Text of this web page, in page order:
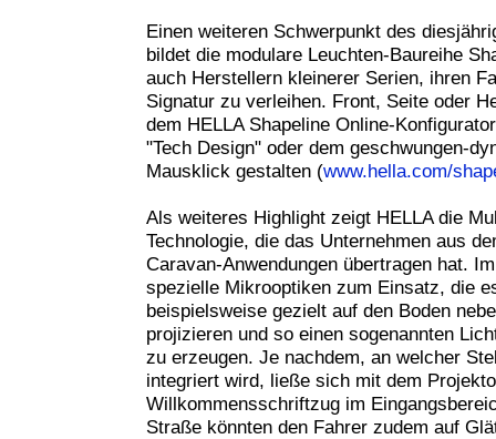
Einen weiteren Schwerpunkt des
bildet die modulare Leuchten-Baureihe
auch Herstellern kleinerer Serien, ihren
Signatur zu verleihen. Front, Seite oder
dem HELLA Shapeline Online-
"Tech Design" oder dem geschwungen-
Mausklick gestalten (www.hella.com/
Als weiteres Highlight zeigt HELLA die
Technologie, die das Unternehmen aus
Caravan-Anwendungen übertragen hat.
spezielle Mikrooptiken zum Einsatz, die
beispielsweise gezielt auf den Boden
projizieren und so einen sogenannten
zu erzeugen. Je nachdem, an welcher
integriert wird, ließe sich mit dem
Willkommensschriftzug im
Straße könnten den Fahrer zudem auf